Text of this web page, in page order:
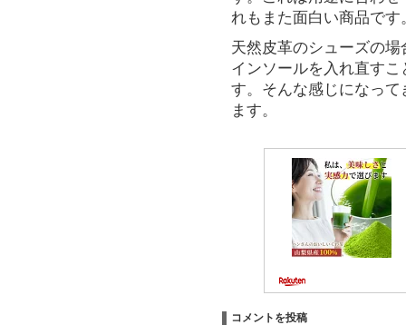
れもまた面白い商品です
天然皮革のシューズの
インソールを入れ直す
す。そんな感じになっ
ます。
コメントを投稿